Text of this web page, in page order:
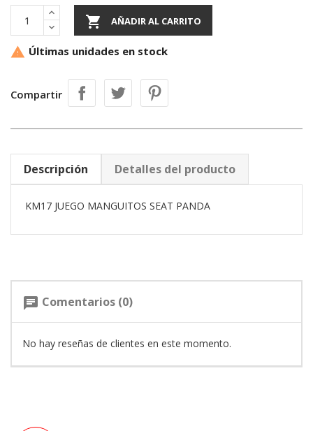
 AÑADIR AL CARRITO
 Últimas unidades en stock
Compartir
Descripción Detalles del producto
KM17 JUEGO MANGUITOS SEAT PANDA
chat Comentarios (0)
No hay reseñas de clientes en este momento.